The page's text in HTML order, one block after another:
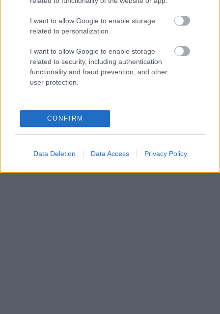
I want to allow Google to enable storage
related to personalization.
I want to allow Google to enable storage
related to security, including authentication
functionality and fraud prevention, and other
user protection.
CONFIRM
Data Deletion Data Access Privacy Policy
και την ψυχολογία, μεταξύ άλλων. Λάτρευε τα
γραπτά του Νίτσε και το «Βίοι Ευγενών Ελλήνων»
του Πλούταρχου.